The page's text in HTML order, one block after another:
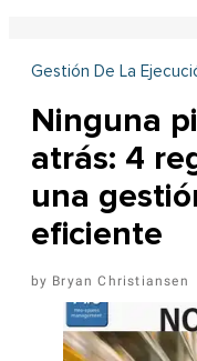
Gestión De La
Ninguna
atrás: 4
una
eficiente
Bryan Christiansen